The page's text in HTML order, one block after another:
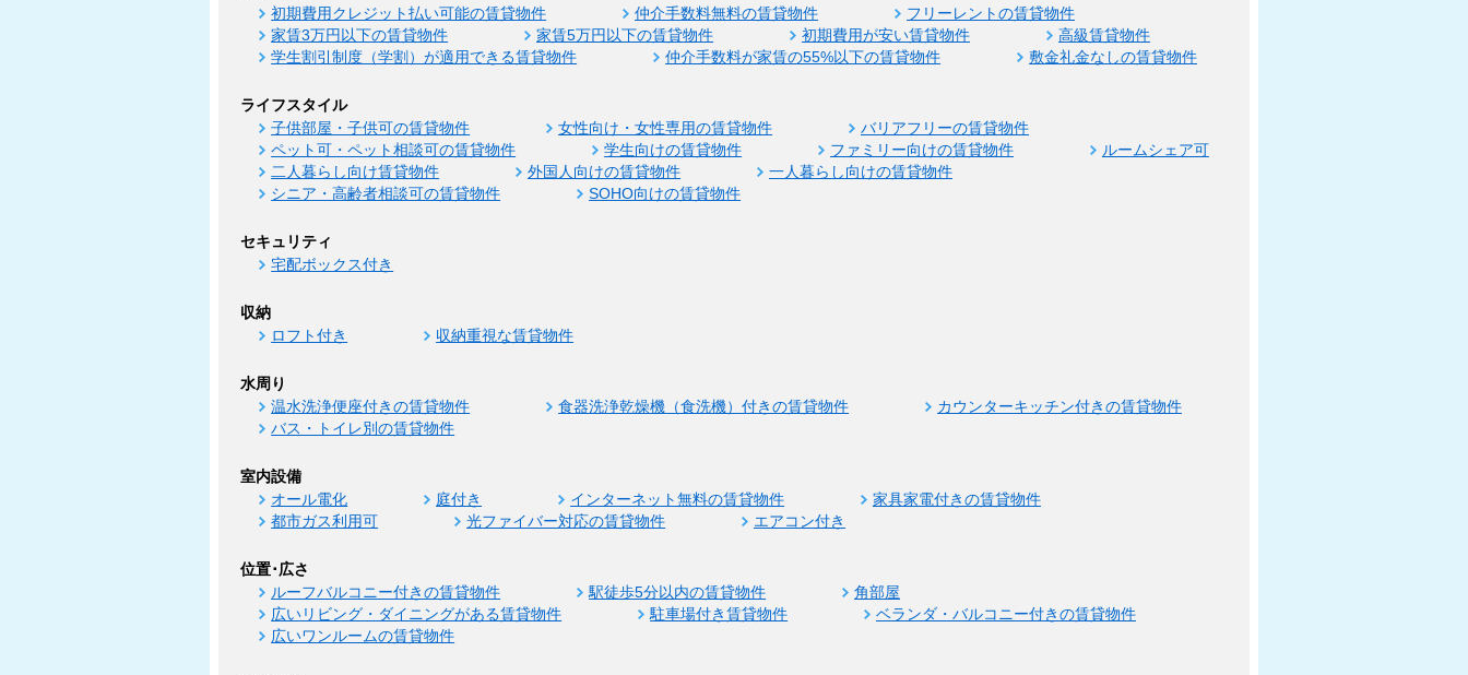
初期費用クレジット払い可能の賃貸物件 仲介手数料無料の賃貸物件
フリーレントの賃貸物件
家賃3万円以下の賃貸物件
家賃5万円以下の賃貸物件 初期費用が安い賃貸物件
高級賃貸物件
学生割引制度（学割）が適用できる賃貸物件
仲介手数料が家賃の55%以下の賃貸物件 敷金礼金なしの賃貸物件
ライフスタイル
子供部屋・子供可の賃貸物件 女性向け・女性専用の賃貸物件
バリアフリーの賃貸物件
ペット可・ペット相談可の賃貸物件
学生向けの賃貸物件 ファミリー向けの賃貸物件
ルームシェア可
二人暮らし向け賃貸物件
外国人向けの賃貸物件
一人暮らし向けの賃貸物件
シニア・高齢者相談可の賃貸物件
SOHO向けの賃貸物件
セキュリティ
宅配ボックス付き
収納
ロフト付き 収納重視な賃貸物件
水周り
温水洗浄便座付きの賃貸物件 食器洗浄乾燥機（食洗機）付きの賃貸物件
カウンターキッチン付きの賃貸物件
バス・トイレ別の賃貸物件
室内設備
オール電化 庭付き インターネット無料の賃貸物件
家具家電付きの賃貸物件
都市ガス利用可
光ファイバー対応の賃貸物件 エアコン付き
位置･広さ
ルーフバルコニー付きの賃貸物件 駅徒歩5分以内の賃貸物件
角部屋
広いリビング・ダイニングがある賃貸物件
駐車場付き賃貸物件
ベランダ・バルコニー付きの賃貸物件
広いワンルームの賃貸物件